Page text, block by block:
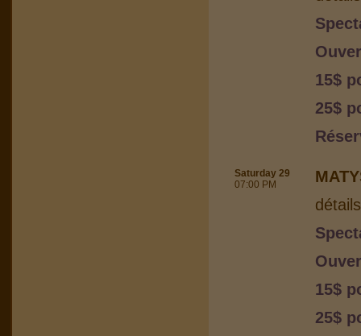
15$
25$
Saturday 29
07:00 PM
15$
25$